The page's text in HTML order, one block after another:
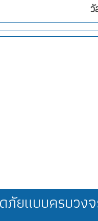
ภัยแบบครบวง